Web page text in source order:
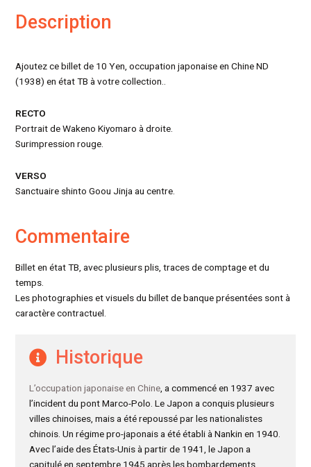
Description
Ajoutez ce billet de 10 Yen, occupation japonaise en Chine ND
(1938) en état TB à votre collection..
RECTO
Portrait de Wakeno Kiyomaro à droite.
Surimpression rouge.
VERSO
Sanctuaire shinto Goou Jinja au centre.
Commentaire
Billet en état TB, avec plusieurs plis, traces de comptage et du
temps.
Les photographies et visuels du billet de banque présentées sont à
caractère contractuel.
Historique
L’occupation japonaise en Chine, a commencé en 1937 avec
l’incident du pont Marco-Polo. Le Japon a conquis plusieurs
villes chinoises, mais a été repoussé par les nationalistes
chinois. Un régime pro-japonais a été établi à Nankin en 1940.
Avec l’aide des États-Unis à partir de 1941, le Japon a
capitulé en septembre 1945 après les bombardements